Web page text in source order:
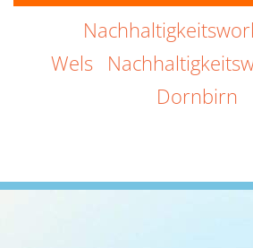
Wels
Dornbirn